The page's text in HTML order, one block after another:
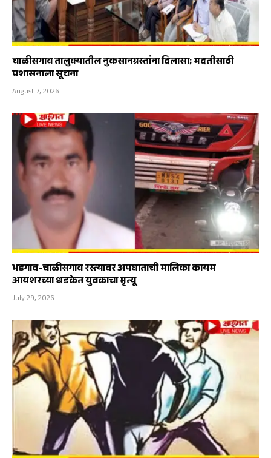
चाळीसगाव तालुक्यातील नुकसानग्रस्तांना दिलासा; मदतीसाठी
प्रशासनाला सूचना
August 7, 2026
भडगाव-चाळीसगाव रस्त्यावर अपघाताची मालिका कायम
आयशरच्या धडकेत युवकाचा मृत्यू
July 29, 2026